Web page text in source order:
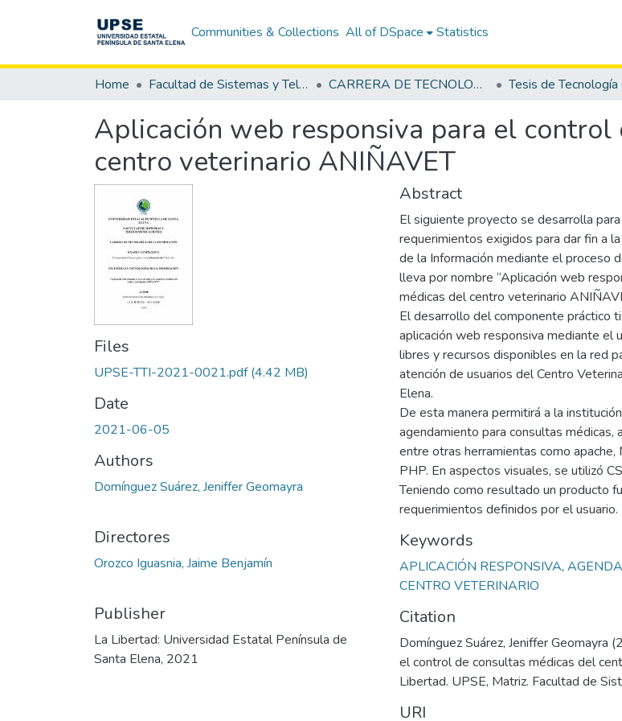
Communities & Collections All of DSpace Statistics
Home Facultad de Sistemas y Telecomunicaciones CARRERA DE TECNOLOGÍA DE LA INFORMACIÓN
Aplicación web responsiva para el
centro veterinario ANIÑAVET
Files
UPSE-TTI-2021-0021.pdf(4.42 MB)
Date
2021-06-05
Authors
Domínguez Suárez, Jeniffer Geomayra
Directores
Orozco Iguasnia, Jaime Benjamín
Publisher
La Libertad: Universidad Estatal Península de
Santa Elena, 2021
Abstract
El siguiente proyecto se desarrolla
requerimientos exigidos para dar fin a
de la Información mediante el proceso
lleva por nombre “Aplicación web
médicas del centro veterinario
El desarrollo del componente práctico
aplicación web responsiva mediante el
libres y recursos disponibles en la red
atención de usuarios del Centro
Elena.
De esta manera permitirá a la
agendamiento para consultas
entre otras herramientas como
PHP. En aspectos visuales, se utilizó
Teniendo como resultado un producto
requerimientos definidos por el usuario.
Keywords
APLICACIÓN RESPONSIVA,
CENTRO VETERINARIO
Citation
Domínguez Suárez, Jeniffer Geomayra
el control de consultas médicas del
Libertad. UPSE, Matriz. Facultad de
URI